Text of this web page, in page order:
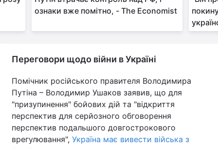
ознаки вже помітно, - The Economist
Переговори щодо війни в Україні
Помічник російського правителя Володимира
Путіна – Володимир Ушаков заявив, що для
"призупинення" бойових дій та "відкриття
перспектив для серйозного обговорення
перспектив подальшого довгострокового
врегулювання", Україна має вивести війська з